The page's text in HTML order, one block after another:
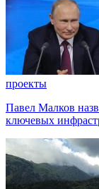
проекты
Павел Малков
ключевых